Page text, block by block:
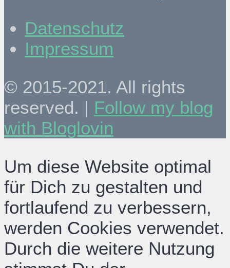
Datenschutz
Impressum
© 2015-2021. All rights
reserved. | Follow my blog
with Bloglovin
Um diese Website optimal
für Dich zu gestalten und
fortlaufend zu verbessern,
werden Cookies verwendet.
Durch die weitere Nutzung